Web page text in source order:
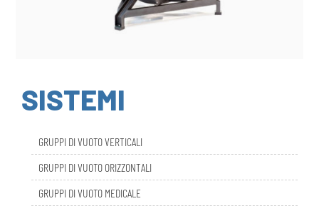
SISTEMI
GRUPPI DI VUOTO ORIZZONTALI
GRUPPI DI VUOTO MEDICALE
GRUPPI PER ALTO VUOTO